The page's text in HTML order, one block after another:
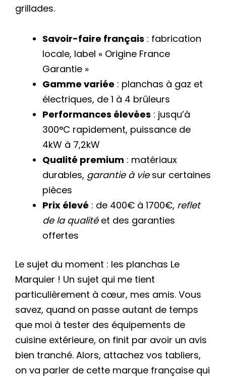
grillades.
Savoir-faire français : fabrication
locale, label « Origine France
Garantie »
Gamme variée : planchas à gaz et
électriques, de 1 à 4 brûleurs
Performances élevées : jusqu’à
300°C rapidement, puissance de
4kW à 7,2kW
Qualité premium : matériaux
durables, garantie à viesur certaines
pièces
Prix élevé : de 400€ à 1700€, reflet
de la qualitéet des garanties
offertes
Le sujet du moment : les planchas Le
Marquier ! Un sujet qui me tient
particulièrement à cœur, mes amis. Vous
savez, quand on passe autant de temps
que moi à tester des équipements de
cuisine extérieure, on finit par avoir un avis
bien tranché. Alors, attachez vos tabliers,
on va parler de cette marque française qui